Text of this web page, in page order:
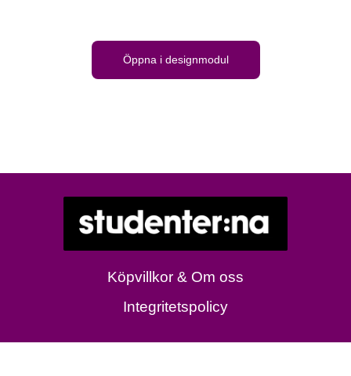
Öppna i designmodul
Köpvillkor & Om oss
Integritetspolicy